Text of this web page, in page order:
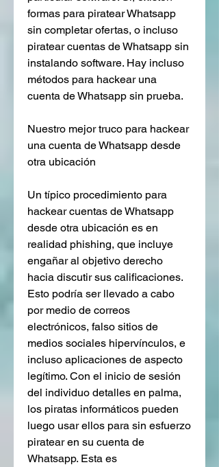
formas para piratear Whatsapp
sin completar ofertas, o incluso
piratear cuentas de Whatsapp sin
instalando software. Hay incluso
métodos para hackear una
cuenta de Whatsapp sin prueba.
Nuestro mejor truco para hackear
una cuenta de Whatsapp desde
otra ubicación
Un típico procedimiento para
hackear cuentas de Whatsapp
desde otra ubicación es en
realidad phishing, que incluye
engañar al objetivo derecho
hacia discutir sus calificaciones.
Esto podría ser llevado a cabo
por medio de correos
electrónicos, falso sitios de
medios sociales hipervínculos, e
incluso aplicaciones de aspecto
legítimo. Con el inicio de sesión
del individuo detalles en palma,
los piratas informáticos pueden
luego usar ellos para sin esfuerzo
piratear en su cuenta de
Whatsapp. Esta es